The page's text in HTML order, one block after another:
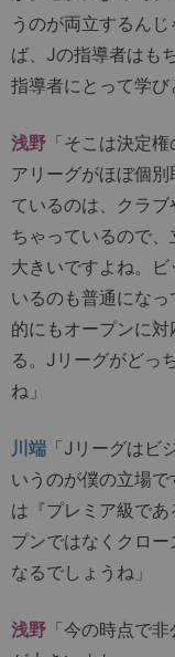
うのが両立するん
ば、Jの指導者はも
指導者にとって学び
浅野 「そこは決定
アリーグがほぼ個
ているのは、クラ
ちゃっているので
大きいですよね。
いるのも普通にな
的にもオープンに
る。Jリーグがどっ
ね」
川端 「Jリーグはビ
いうのが僕の立場
は『プレミア級で
プンではなくクロ
なるでしょうね」
浅野 「今の時点で